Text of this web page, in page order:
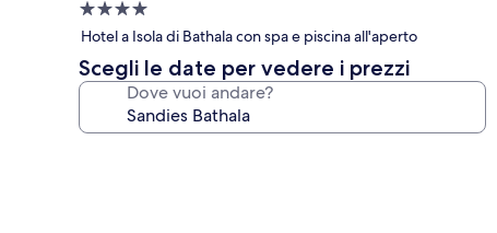
Struttura
a
4.0
stelle
Hotel a Isola di Bathala con spa e piscina all'aperto
Scegli le date per vedere i prezzi
Dove vuoi andare?